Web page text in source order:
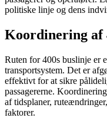
politiske linje og dens
Koordinering af
Ruten for 400s buslinje er
transportsystem. Det er
effektivt for at sikre
passagererne.
af tidsplaner,
faktorer.